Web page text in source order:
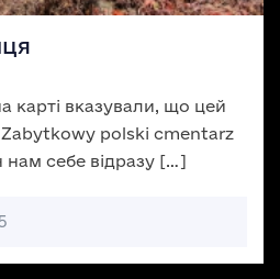
карті вказували, що цей
polski cmentarz
нам себе відразу […]